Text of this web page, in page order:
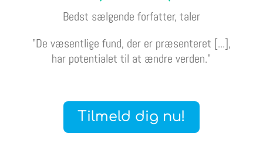
Bedst sælgende forfatter, taler
"De væsentlige fund, der er præsenteret [...],
har potentialet til at ændre verden."
Tilmeld dig nu!